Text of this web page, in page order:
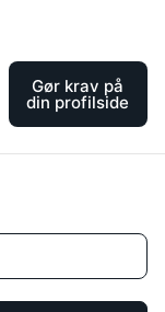
Gør krav på
din profilside